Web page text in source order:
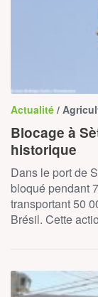
Actualité /
Blocage à
historique
Dans le port de
bloqué pendant
transportant 50
Brésil. Cette